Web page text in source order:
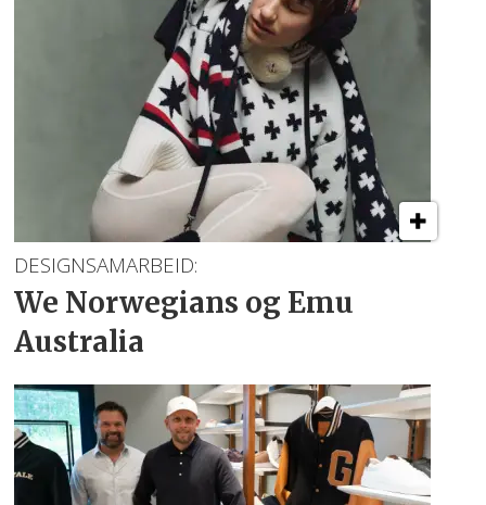
DESIGNSAMARBEID:
We Norwegians og Emu
Australia